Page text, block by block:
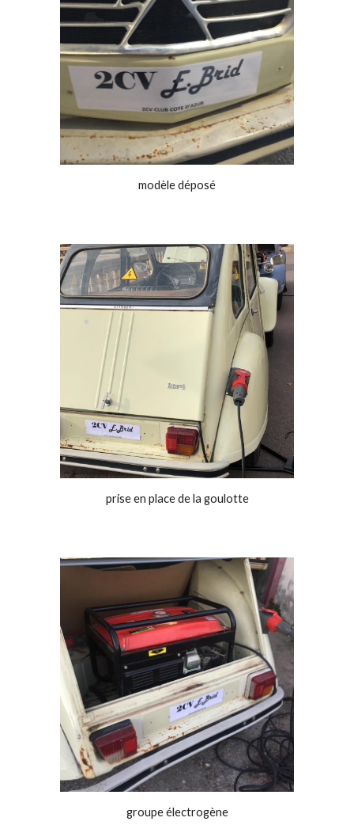
modèle déposé
prise en place de la goulotte
groupe électrogène